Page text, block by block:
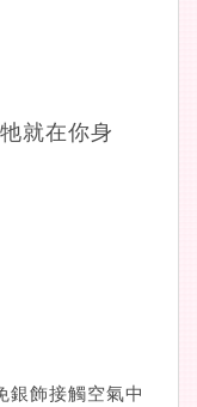
就在你身
銀飾接觸空氣中